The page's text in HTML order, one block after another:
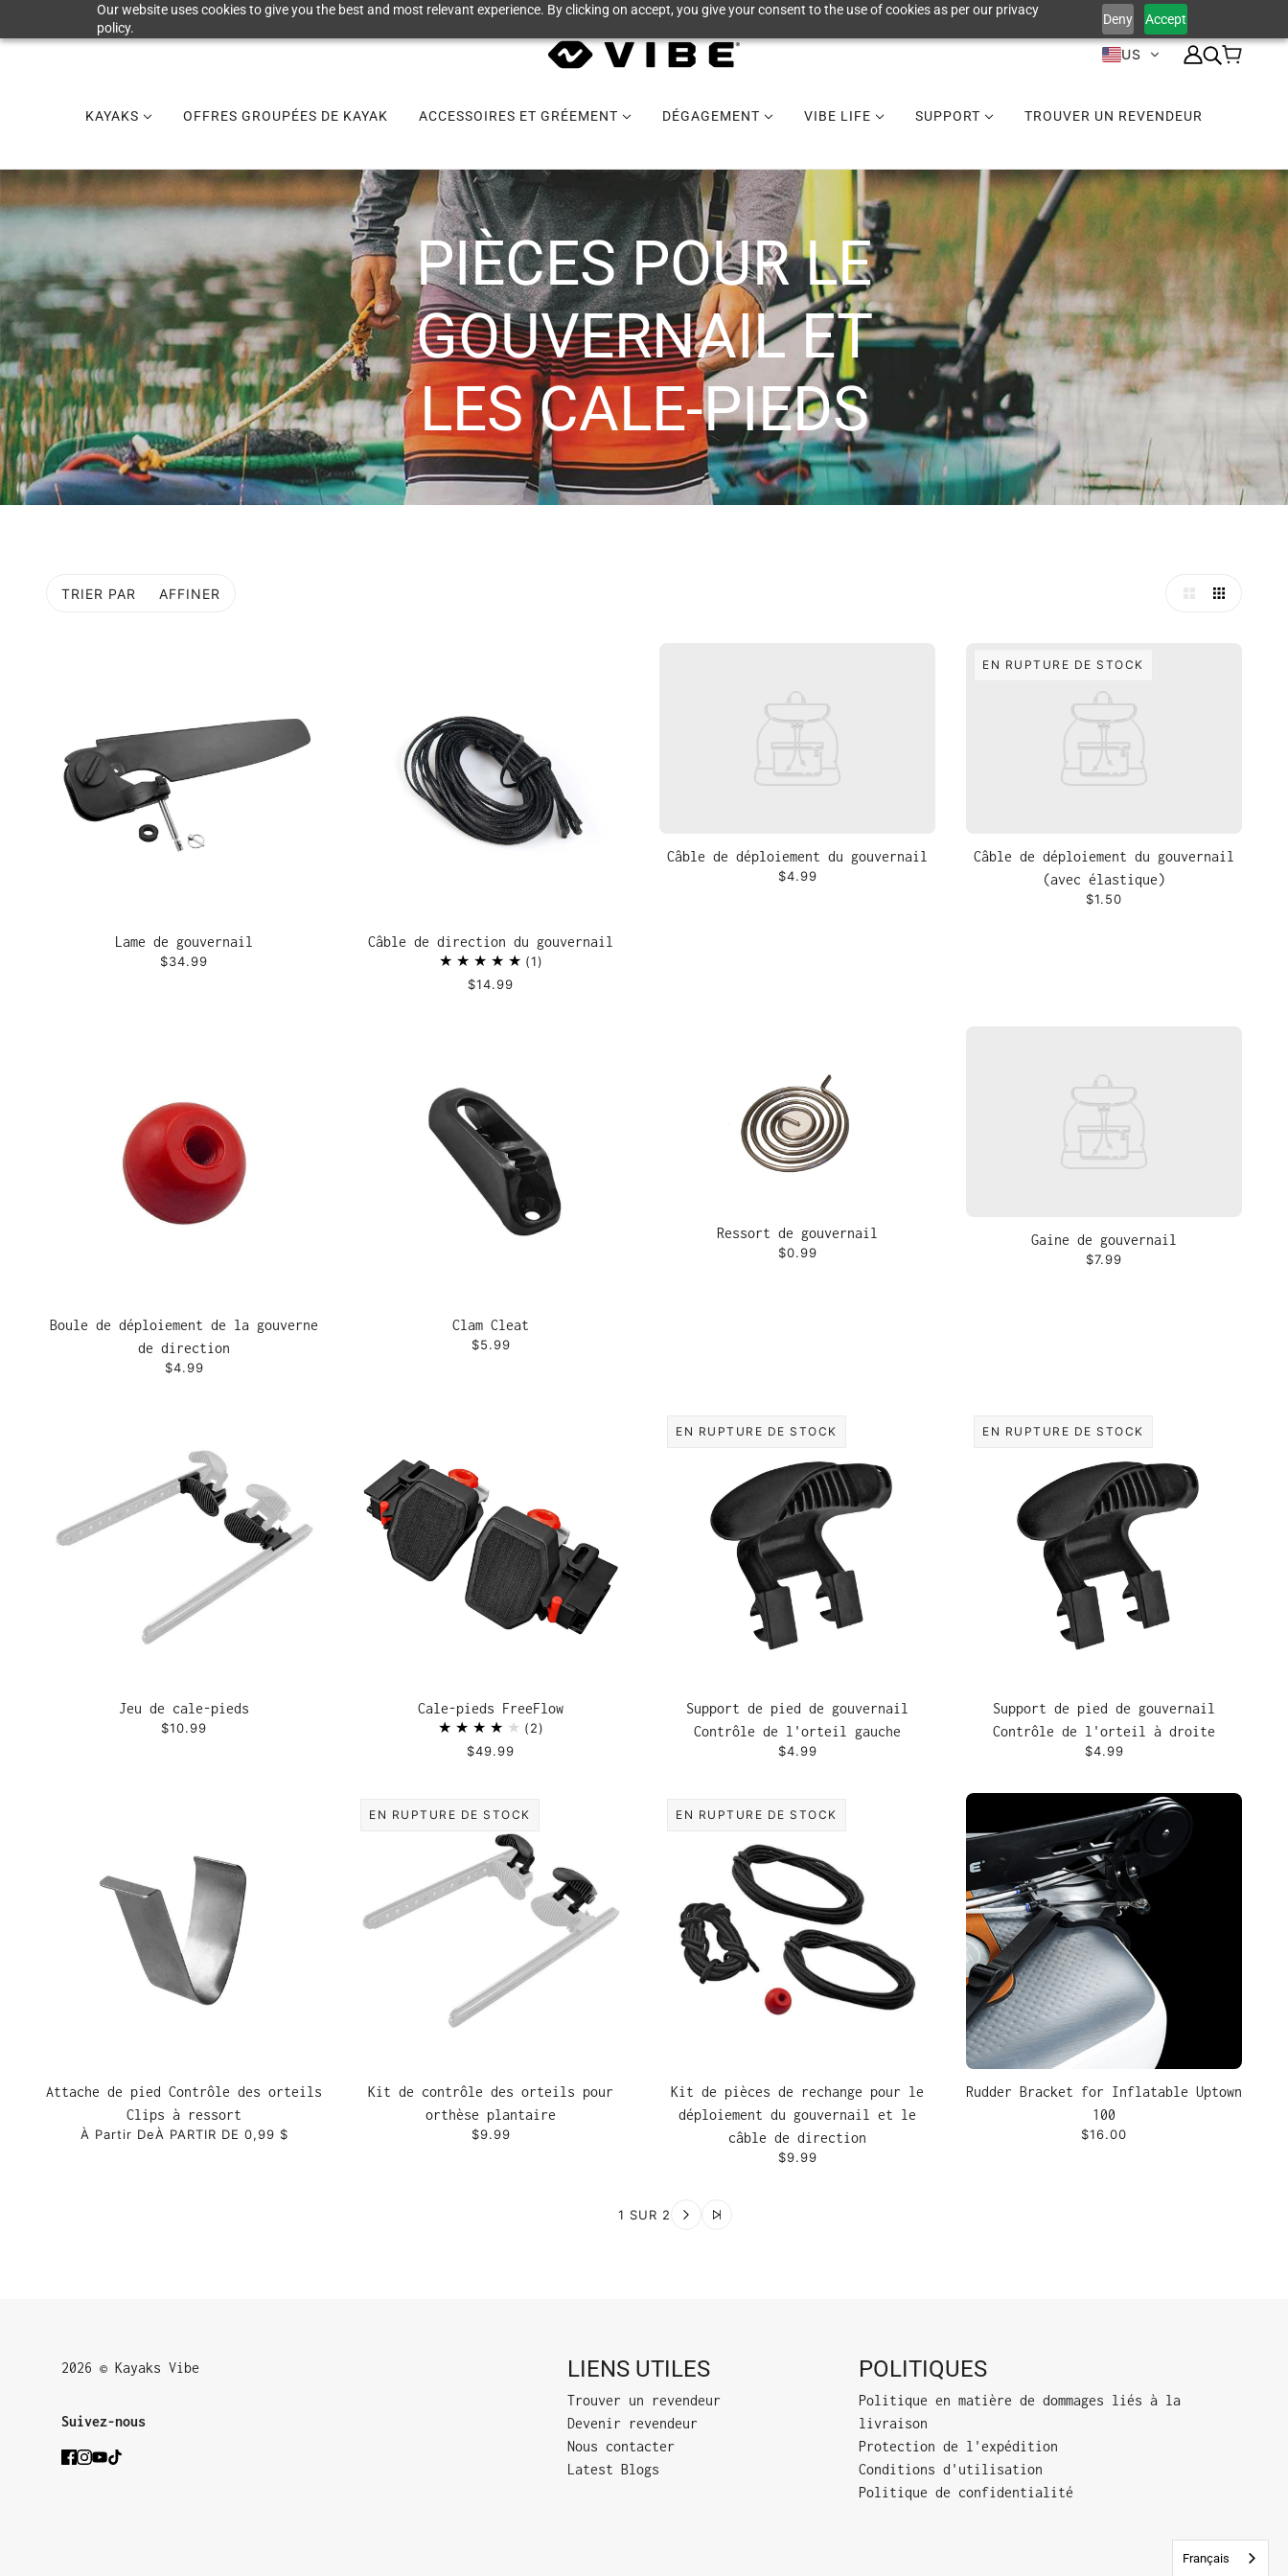
Our website uses cookies to give you the best and most relevant experience. By clicking on accept, you give your consent to the use of cookies as per our privacy
policy.
Deny Accept
US
KAYAKS OFFRES GROUPÉES DE KAYAK ACCESSOIRES ET GRÉEMENT DÉGAGEMENT VIBE LIFE SUPPORT TROUVER UN REVENDEUR
PIÈCES POUR LE
GOUVERNAIL ET
LES CALE-PIEDS
TRIER PAR AFFINER
Lame de gouvernail
$34.99
Câble de direction du gouvernail
1
$14.99
Câble de déploiement du gouvernail
$4.99
EN RUPTURE DE STOCK
Câble de déploiement du gouvernail
(avec élastique)
$1.50
Boule de déploiement de la gouverne
de direction
$4.99
Clam Cleat
$5.99
Ressort de gouvernail
$0.99
Gaine de gouvernail
$7.99
Jeu de cale-pieds
$10.99
Cale-pieds FreeFlow
2
$49.99
EN RUPTURE DE STOCK
Support de pied de gouvernail
Contrôle de l'orteil gauche
$4.99
EN RUPTURE DE STOCK
Support de pied de gouvernail
Contrôle de l'orteil à droite
$4.99
Attache de pied Contrôle des orteils
Clips à ressort
À Partir DeÀ PARTIR DE 0,99 $
EN RUPTURE DE STOCK
Kit de contrôle des orteils pour
orthèse plantaire
$9.99
EN RUPTURE DE STOCK
Kit de pièces de rechange pour le
déploiement du gouvernail et le
câble de direction
$9.99
Rudder Bracket for Inflatable Uptown
100
$16.00
1 SUR 2
2026 © Kayaks Vibe
Suivez-nous
LIENS UTILES
Trouver un revendeur
Devenir revendeur
Nous contacter
Latest Blogs
POLITIQUES
Politique en matière de dommages liés à la
livraison
Protection de l'expédition
Conditions d'utilisation
Politique de confidentialité
Français